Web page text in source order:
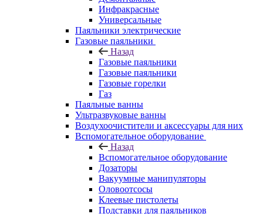
Инфракрасные
Универсальные
Паяльники электрические
Газовые паяльники
Назад
Газовые паяльники
Газовые паяльники
Газовые горелки
Газ
Паяльные ванны
Ультразвуковые ванны
Воздухоочистители и аксессуары для них
Вспомогательное оборудование
Назад
Вспомогательное оборудование
Дозаторы
Вакуумные манипуляторы
Оловоотсосы
Клеевые пистолеты
Подставки для паяльников